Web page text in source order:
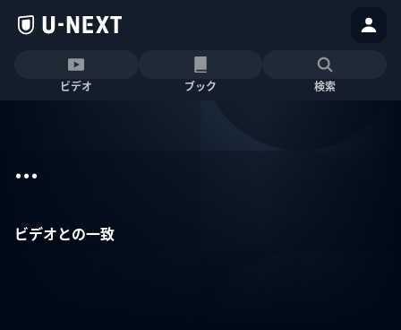
ビデオ ブック 検索
...
ビデオとの一致